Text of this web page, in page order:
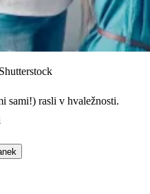
sami!) rasli v hvaležnosti.